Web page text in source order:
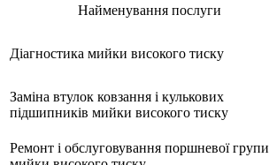
Найменування послуги
Діагностика мийки високого тиску
Заміна втулок ковзання і кулькових
підшипників мийки високого тиску
Ремонт і обслуговування поршневої групи